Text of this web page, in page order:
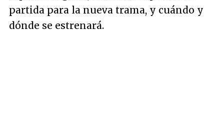
partida para la nueva trama, y cuándo y
dónde se estrenará.